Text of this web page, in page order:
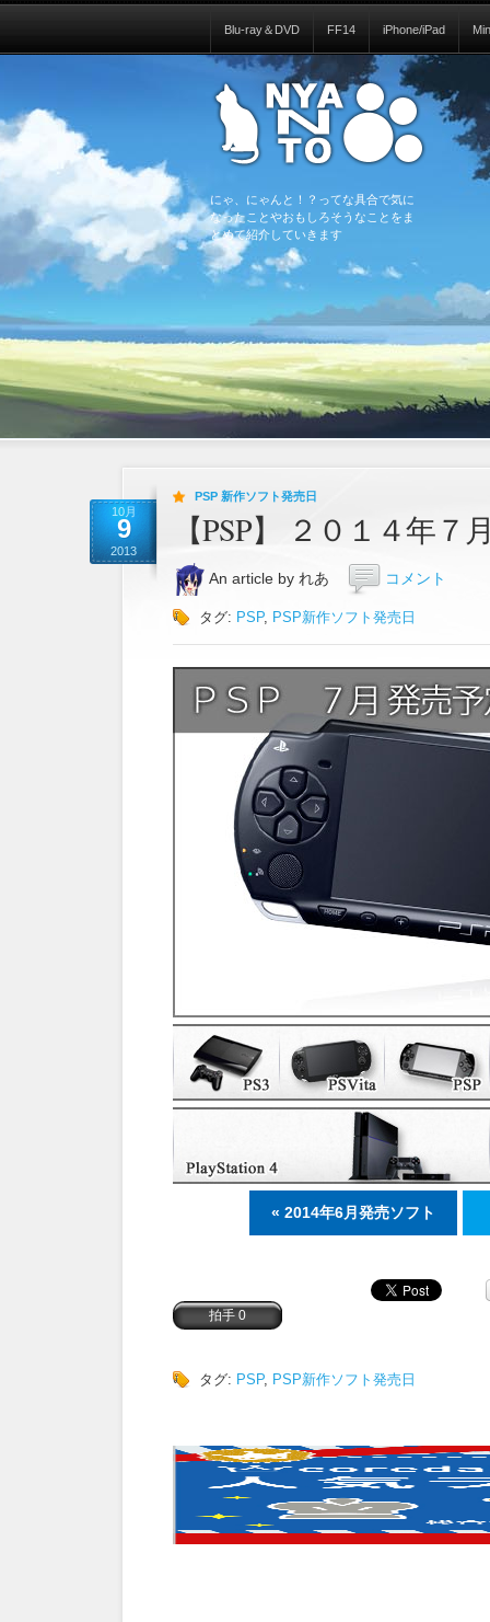
にゃ、にゃんと！？ってな具合で気に
なったことやおもしろそうなことをま
とめて紹介していきます
Blu-ray＆DVD FF14 iPhone/iPad
10月
9
2013
PSP 新作ソフト発売日
【PSP】 ２０１４年
An article by れあ コメント
タグ: PSP, PSP新作ソフト発売日
« 2014年6月発売ソフト
タグ: PSP, PSP新作ソフト発売日